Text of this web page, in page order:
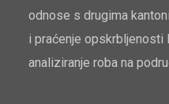
odnose s drugima
i praćenje opskrbljenosti
analiziranje roba na